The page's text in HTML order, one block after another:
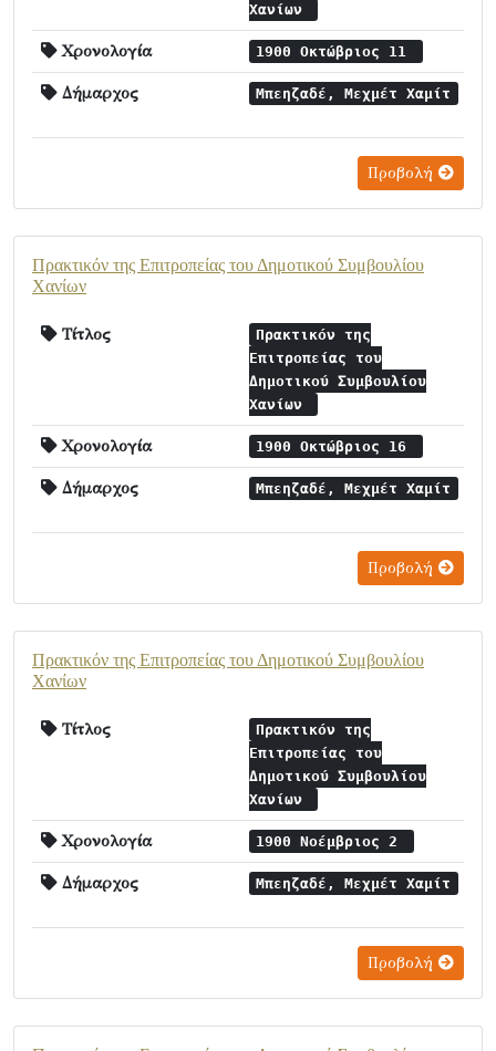
Χανίων
Χρονολογία 1900 Οκτώβριος 11
Δήμαρχος Μπεηζαδέ, Μεχμέτ Χαμίτ
Προβολή
Πρακτικόν της Επιτροπείας του Δημοτικού Συμβουλίου
Χανίων
Τίτλος
Πρακτικόν της
Επιτροπείας του
Δημοτικού Συμβουλίου
Χανίων
Χρονολογία 1900 Οκτώβριος 16
Δήμαρχος Μπεηζαδέ, Μεχμέτ Χαμίτ
Προβολή
Πρακτικόν της Επιτροπείας του Δημοτικού Συμβουλίου
Χανίων
Τίτλος
Πρακτικόν της
Επιτροπείας του
Δημοτικού Συμβουλίου
Χανίων
Χρονολογία 1900 Νοέμβριος 2
Δήμαρχος Μπεηζαδέ, Μεχμέτ Χαμίτ
Προβολή